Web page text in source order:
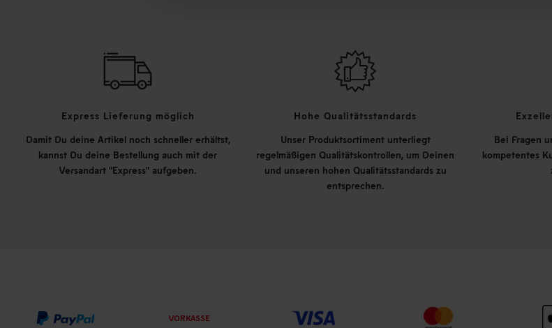
Express Lieferung möglich
Damit Du deine Artikel noch schneller erhältst,
kannst Du deine Bestellung auch mit der
Versandart "Express" aufgeben.
Hohe Qualitätsstandards
Unser Produktsortiment unterliegt
regelmäßigen Qualitätskontrollen, um Deinen
und unseren hohen Qualitätsstandards zu
entsprechen.
Bei Fragen
kompetentes
VORKASSE